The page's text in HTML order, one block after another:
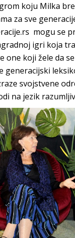
koju Milka
za sve
mogu se
igri koja
one koji žele da
generacijski
svojstvene
na jezik